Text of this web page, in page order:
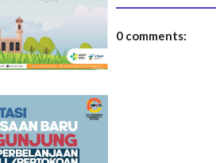
0 comments: